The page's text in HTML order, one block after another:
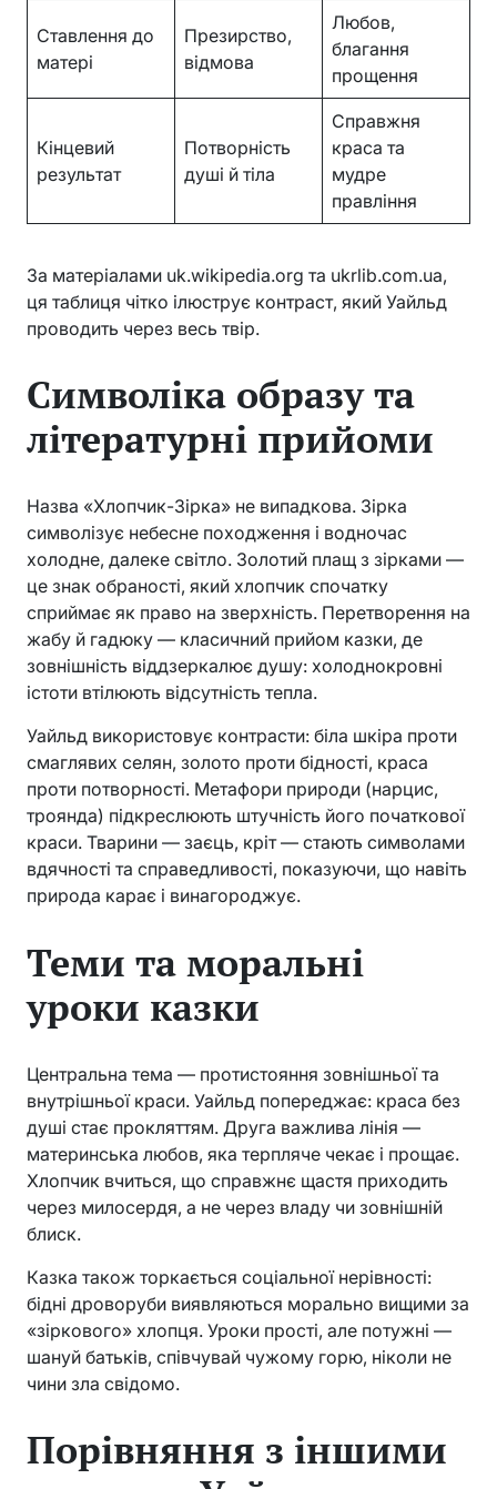
Ставлення до
матері
Презирство,
відмова
Любов,
благання
прощення
Кінцевий
результат
Потворність
душі й тіла
Справжня
краса та
мудре
правління
За матеріалами uk.wikipedia.org та ukrlib.com.ua,
ця таблиця чітко ілюструє контраст, який Уайльд
проводить через весь твір.
Символіка образу та
літературні прийоми
Назва «Хлопчик-Зірка» не випадкова. Зірка
символізує небесне походження і водночас
холодне, далеке світло. Золотий плащ з зірками —
це знак обраності, який хлопчик спочатку
сприймає як право на зверхність. Перетворення на
жабу й гадюку — класичний прийом казки, де
зовнішність віддзеркалює душу: холоднокровні
істоти втілюють відсутність тепла.
Уайльд використовує контрасти: біла шкіра проти
смаглявих селян, золото проти бідності, краса
проти потворності. Метафори природи (нарцис,
троянда) підкреслюють штучність його початкової
краси. Тварини — заєць, кріт — стають символами
вдячності та справедливості, показуючи, що навіть
природа карає і винагороджує.
Теми та моральні
уроки казки
Центральна тема — протистояння зовнішньої та
внутрішньої краси. Уайльд попереджає: краса без
душі стає прокляттям. Друга важлива лінія —
материнська любов, яка терпляче чекає і прощає.
Хлопчик вчиться, що справжнє щастя приходить
через милосердя, а не через владу чи зовнішній
блиск.
Казка також торкається соціальної нерівності:
бідні дроворуби виявляються морально вищими за
«зіркового» хлопця. Уроки прості, але потужні —
шануй батьків, співчувай чужому горю, ніколи не
чини зла свідомо.
Порівняння з іншими